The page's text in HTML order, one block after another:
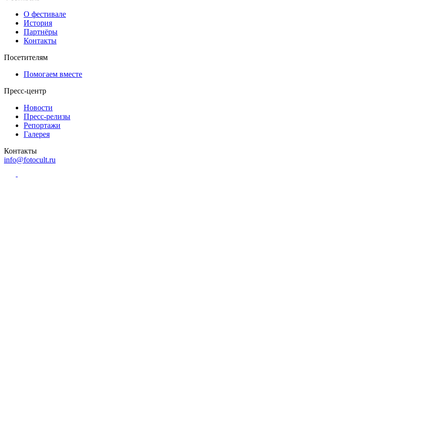
О фестивале
История
Партнёры
Контакты
Посетителям
Помогаем вместе
Пресс-центр
Новости
Пресс-релизы
Репортажи
Галерея
Контакты
info@fotocult.ru